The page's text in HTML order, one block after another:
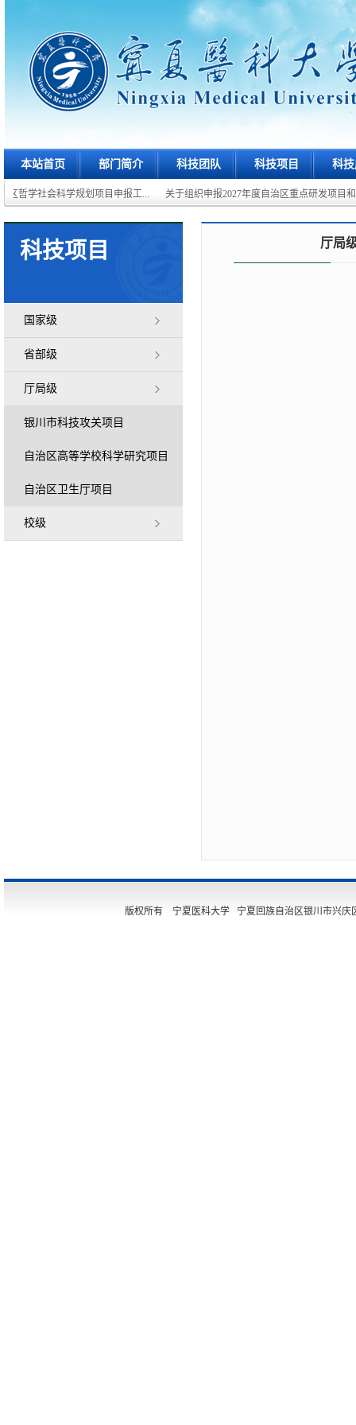
本站首页 部门简介 科技团队 科技项目 科
区哲学社会科学规划项目申报工... 关于组织申报2027年度自治区重点研发项目和
科技项目
国家级
省部级
厅局级
银川市科技攻关项目
自治区高等学校科学研究项目
自治区卫生厅项目
校级
厅局
版权所有 宁夏医科大学 宁夏回族自治区银川市兴庆